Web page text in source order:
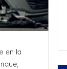
en la